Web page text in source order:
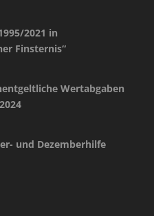
2021 in
Finsternis“
Wertabgaben
und Dezemberhilfe